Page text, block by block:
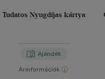
Tudatos Nyugdíjas kártya
Ajándék
Árinformációk